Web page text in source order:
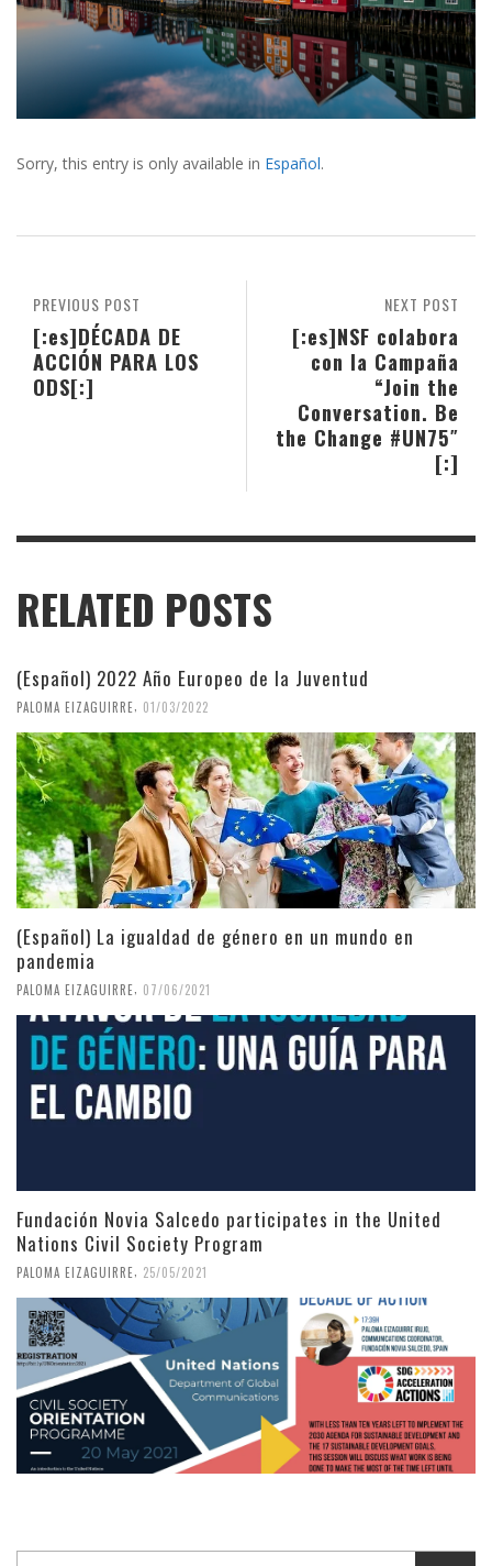
Sorry, this entry is only available in Español.
NEXT POST
[:es]NSF colabora
con la Campaña
“Join the
Conversation. Be
the Change #UN75″
[:]
PREVIOUS POST
[:es]DÉCADA DE
ACCIÓN PARA LOS
ODS[:]
RELATED POSTS
(Español) 2022 Año Europeo de la Juventud
PALOMA EIZAGUIRRE 01/03/2022
(Español) La igualdad de género en un mundo en
pandemia
PALOMA EIZAGUIRRE 07/06/2021
Fundación Novia Salcedo participates in the United
Nations Civil Society Program
PALOMA EIZAGUIRRE 25/05/2021